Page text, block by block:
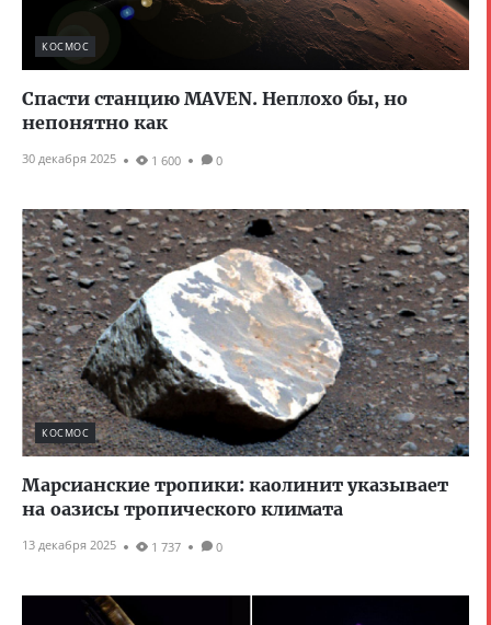
КОСМОС
Спасти станцию MAVEN. Неплохо бы, но
непонятно как
30 декабря 2025 1 600 0
КОСМОС
Марсианские тропики: каолинит указывает
на оазисы тропического климата
13 декабря 2025 1 737 0